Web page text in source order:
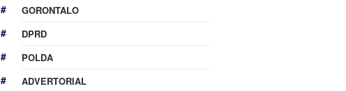
GORONTALO
DPRD
POLDA
ADVERTORIAL